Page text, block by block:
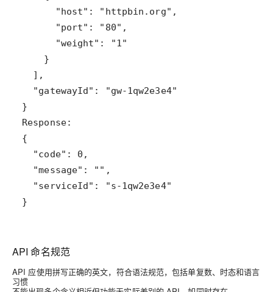
}
API 命名规范
API 应使用拼写正确的英文，符合语法规范，包括单复数、时态和语言
习惯